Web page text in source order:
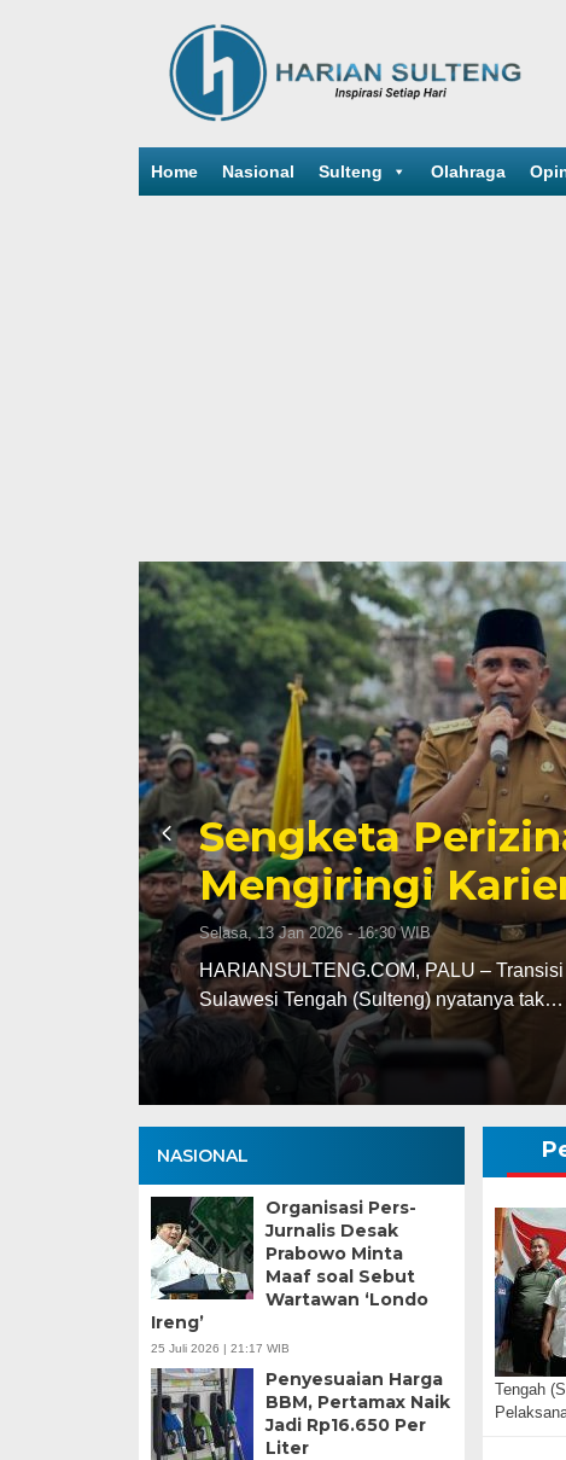
Home Nasional Sulteng Olahraga
Sengketa
Mengiringi
Selasa, 13 Jan 2026 - 16:30 WIB
HARIANSULTENG.COM, PALU –
Sulawesi Tengah (Sulteng) nyatanya tak…
NASIONAL
Organisasi Pers-
Jurnalis Desak
Prabowo Minta
Maaf soal Sebut
Wartawan ‘Londo
Ireng’
25 Juli 2026 | 21:17 WIB
Penyesuaian Harga
BBM, Pertamax Naik
Jadi Rp16.650 Per
Liter
Tengah